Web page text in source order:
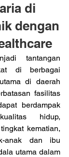
di
dengan
tantangan
di berbagai
di daerah
fasilitas
berdampak
hidup,
kematian,
anak dan ibu
utama dalam